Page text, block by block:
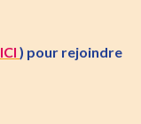
ICI ) pour rejoindre